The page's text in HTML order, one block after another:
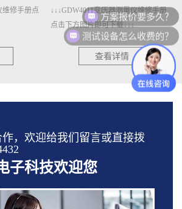
维修手册点
↓↓↓GDW4011变压器测量仪维修手册
点击下方图片即可下载↓↓↓
查看详情
，欢迎给我们留言或直接拨
子科技欢迎您
方案报价要多久？
测试设备怎么收费的？